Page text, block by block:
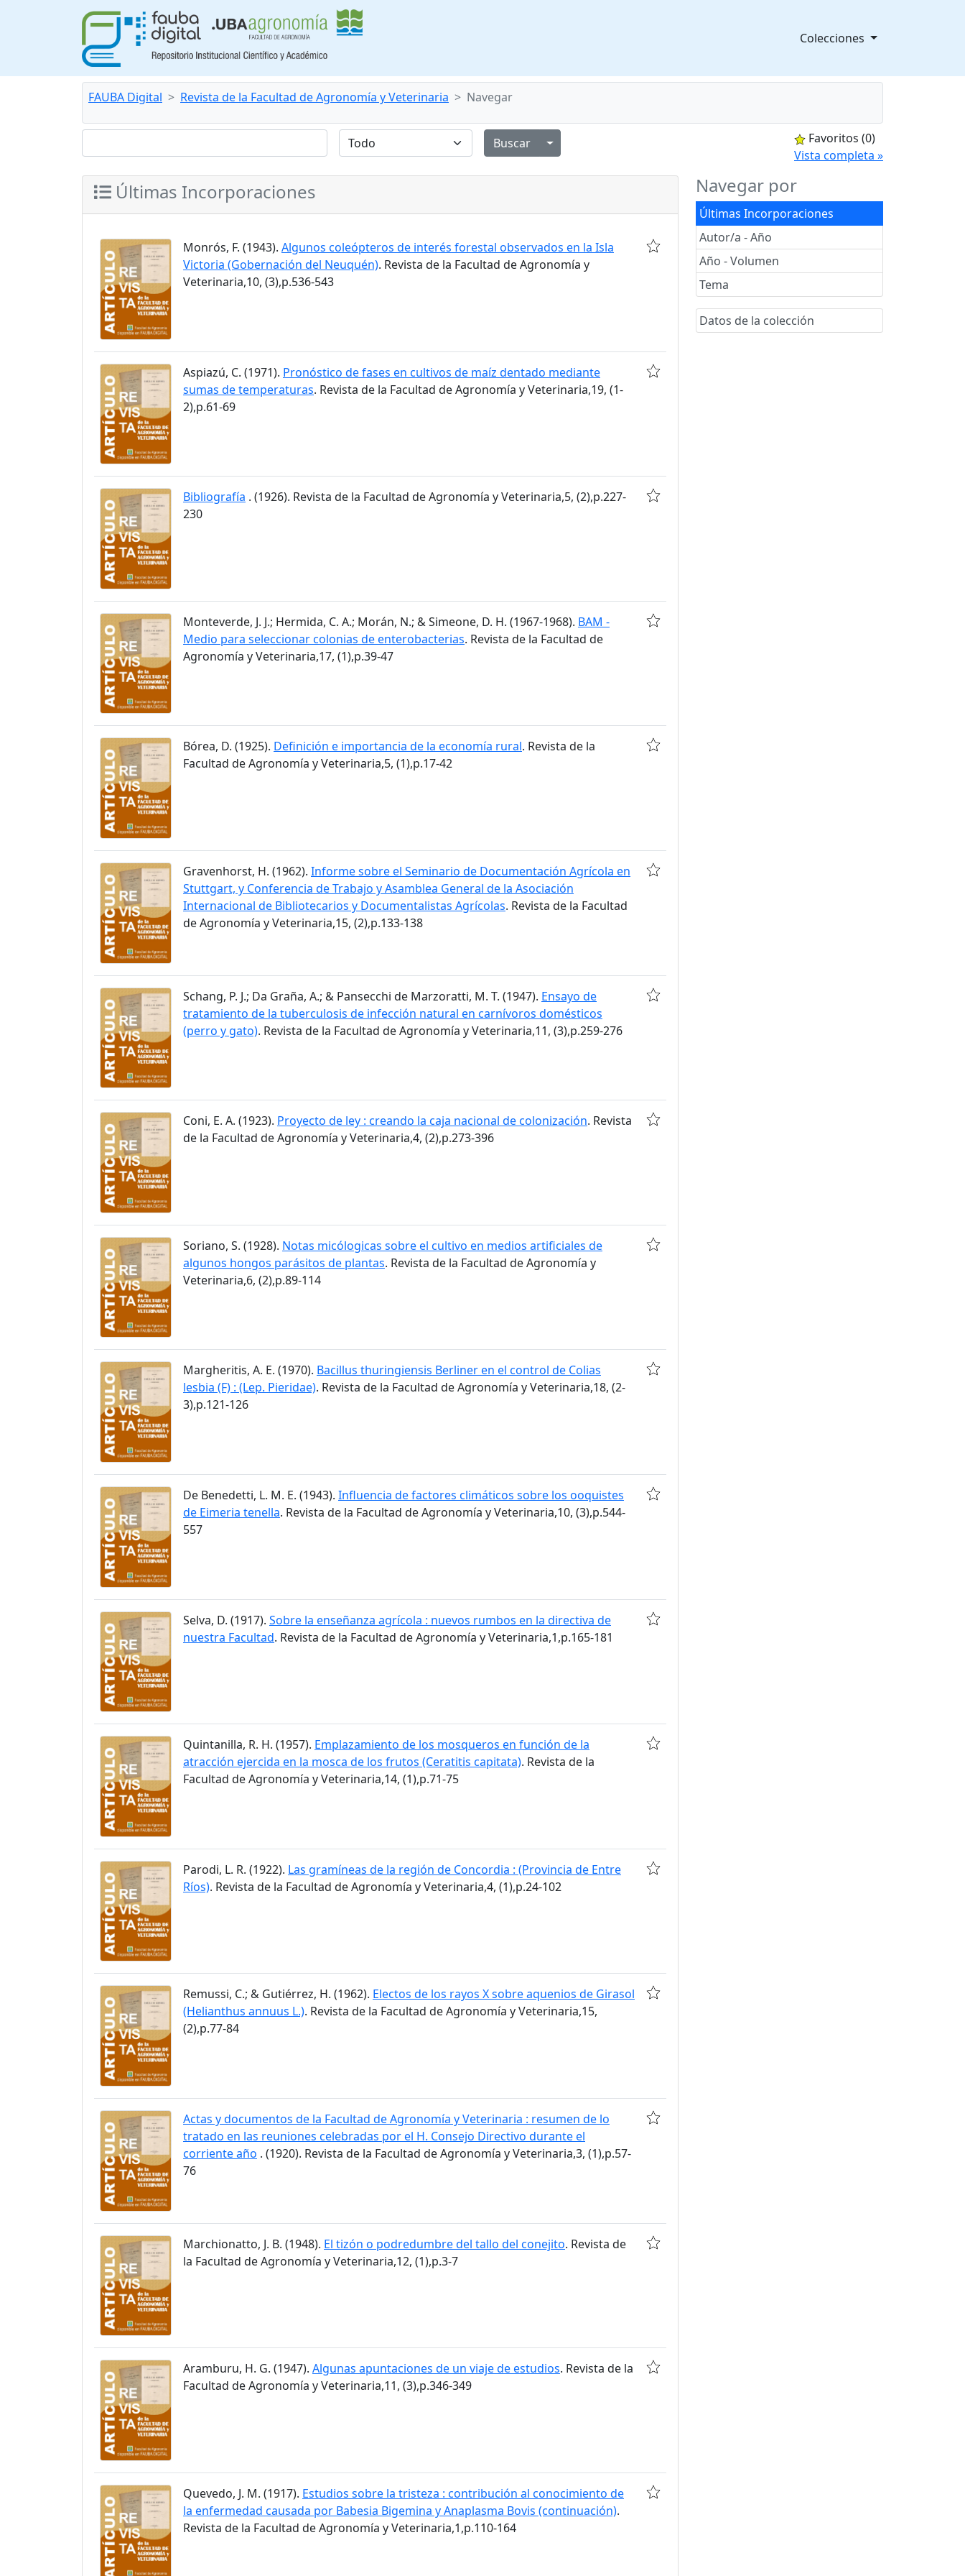
Colecciones
FAUBA Digital Revista de la Facultad de Agronomía y Veterinaria Navegar
Alternar menú desplegable
Favoritos (0)
Vista completa »
Navegar por
Últimas Incorporaciones
Autor/a - Año
Año - Volumen
Tema
Datos de la colección
Últimas Incorporaciones
Monrós, F. (1943). Algunos coleópteros de interés forestal observados en la Isla
Victoria (Gobernación del Neuquén). Revista de la Facultad de Agronomía y
Veterinaria,10, (3),p.536-543
Aspiazú, C. (1971). Pronóstico de fases en cultivos de maíz dentado mediante
sumas de temperaturas. Revista de la Facultad de Agronomía y Veterinaria,19, (1-
2),p.61-69
Bibliografía . (1926). Revista de la Facultad de Agronomía y Veterinaria,5, (2),p.227-
230
Monteverde, J. J.; Hermida, C. A.; Morán, N.; & Simeone, D. H. (1967-1968). BAM -
Medio para seleccionar colonias de enterobacterias. Revista de la Facultad de
Agronomía y Veterinaria,17, (1),p.39-47
Bórea, D. (1925). Definición e importancia de la economía rural. Revista de la
Facultad de Agronomía y Veterinaria,5, (1),p.17-42
Gravenhorst, H. (1962). Informe sobre el Seminario de Documentación Agrícola en
Stuttgart, y Conferencia de Trabajo y Asamblea General de la Asociación
Internacional de Bibliotecarios y Documentalistas Agrícolas. Revista de la Facultad
de Agronomía y Veterinaria,15, (2),p.133-138
Schang, P. J.; Da Graña, A.; & Pansecchi de Marzoratti, M. T. (1947). Ensayo de
tratamiento de la tuberculosis de infección natural en carnívoros domésticos
(perro y gato). Revista de la Facultad de Agronomía y Veterinaria,11, (3),p.259-276
Coni, E. A. (1923). Proyecto de ley : creando la caja nacional de colonización. Revista
de la Facultad de Agronomía y Veterinaria,4, (2),p.273-396
Soriano, S. (1928). Notas micólogicas sobre el cultivo en medios artificiales de
algunos hongos parásitos de plantas. Revista de la Facultad de Agronomía y
Veterinaria,6, (2),p.89-114
Margheritis, A. E. (1970). Bacillus thuringiensis Berliner en el control de Colias
lesbia (F) : (Lep. Pieridae). Revista de la Facultad de Agronomía y Veterinaria,18, (2-
3),p.121-126
De Benedetti, L. M. E. (1943). Influencia de factores climáticos sobre los ooquistes
de Eimeria tenella. Revista de la Facultad de Agronomía y Veterinaria,10, (3),p.544-
557
Selva, D. (1917). Sobre la enseñanza agrícola : nuevos rumbos en la directiva de
nuestra Facultad. Revista de la Facultad de Agronomía y Veterinaria,1,p.165-181
Quintanilla, R. H. (1957). Emplazamiento de los mosqueros en función de la
atracción ejercida en la mosca de los frutos (Ceratitis capitata). Revista de la
Facultad de Agronomía y Veterinaria,14, (1),p.71-75
Parodi, L. R. (1922). Las gramíneas de la región de Concordia : (Provincia de Entre
Ríos). Revista de la Facultad de Agronomía y Veterinaria,4, (1),p.24-102
Remussi, C.; & Gutiérrez, H. (1962). Electos de los rayos X sobre aquenios de Girasol
(Helianthus annuus L.). Revista de la Facultad de Agronomía y Veterinaria,15,
(2),p.77-84
Actas y documentos de la Facultad de Agronomía y Veterinaria : resumen de lo
tratado en las reuniones celebradas por el H. Consejo Directivo durante el
corriente año . (1920). Revista de la Facultad de Agronomía y Veterinaria,3, (1),p.57-
76
Marchionatto, J. B. (1948). El tizón o podredumbre del tallo del conejito. Revista de
la Facultad de Agronomía y Veterinaria,12, (1),p.3-7
Aramburu, H. G. (1947). Algunas apuntaciones de un viaje de estudios. Revista de la
Facultad de Agronomía y Veterinaria,11, (3),p.346-349
Quevedo, J. M. (1917). Estudios sobre la tristeza : contribución al conocimiento de
la enfermedad causada por Babesia Bigemina y Anaplasma Bovis (continuación).
Revista de la Facultad de Agronomía y Veterinaria,1,p.110-164